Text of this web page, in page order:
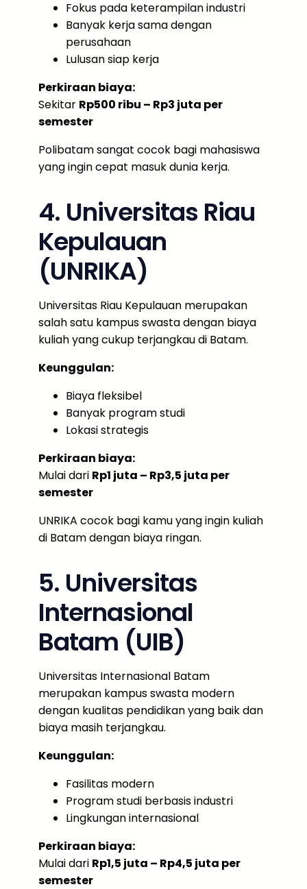
Fokus pada keterampilan industri
Banyak kerja sama dengan
perusahaan
Lulusan siap kerja
Perkiraan biaya:
Sekitar Rp500 ribu – Rp3 juta per
semester
Polibatam sangat cocok bagi mahasiswa
yang ingin cepat masuk dunia kerja.
4. Universitas Riau
Kepulauan
(UNRIKA)
Universitas Riau Kepulauan merupakan
salah satu kampus swasta dengan biaya
kuliah yang cukup terjangkau di Batam.
Keunggulan:
Biaya fleksibel
Banyak program studi
Lokasi strategis
Perkiraan biaya:
Mulai dari Rp1 juta – Rp3,5 juta per
semester
UNRIKA cocok bagi kamu yang ingin kuliah
di Batam dengan biaya ringan.
5. Universitas
Internasional
Batam (UIB)
Universitas Internasional Batam
merupakan kampus swasta modern
dengan kualitas pendidikan yang baik dan
biaya masih terjangkau.
Keunggulan:
Fasilitas modern
Program studi berbasis industri
Lingkungan internasional
Perkiraan biaya:
Mulai dari Rp1,5 juta – Rp4,5 juta per
semester